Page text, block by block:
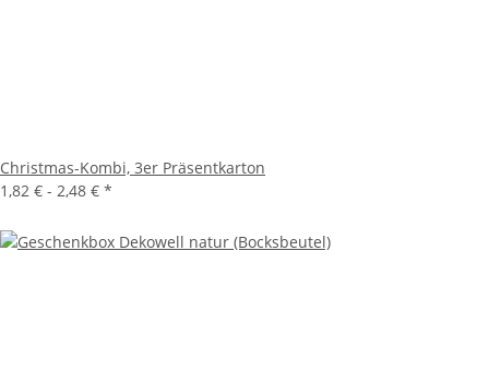
Christmas-Kombi, 3er Präsentkarton
1,82 € - 2,48 € *